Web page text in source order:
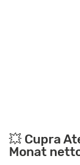
💥 Cupra
Monat